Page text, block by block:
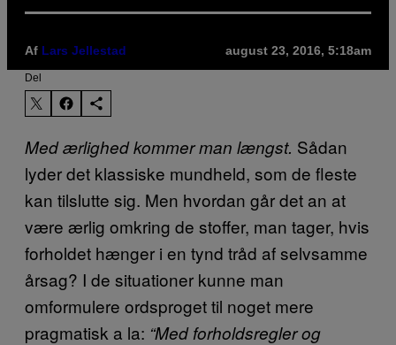
Af Lars Jellestad august 23, 2016, 5:18am
Del
Med ærlighed kommer man længst. Sådan
lyder det klassiske mundheld, som de fleste
kan tilslutte sig. Men hvordan går det an at
være ærlig omkring de stoffer, man tager, hvis
forholdet hænger i en tynd tråd af selvsamme
årsag? I de situationer kunne man
omformulere ordsproget til noget mere
pragmatisk a la: “Med forholdsregler og